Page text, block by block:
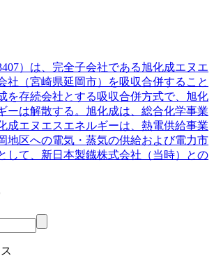
）は、完全子会社である旭化成エヌエ
社（宮崎県延岡市）を吸収合併すること
を存続会社とする吸収合併方式で、旭化
ーは解散する。旭化成は、総合化学事業
成エヌエスエネルギーは、熱電供給事業
地区への電気・蒸気の供給および電力市
して、新日本製鐡株式会社（当時）との